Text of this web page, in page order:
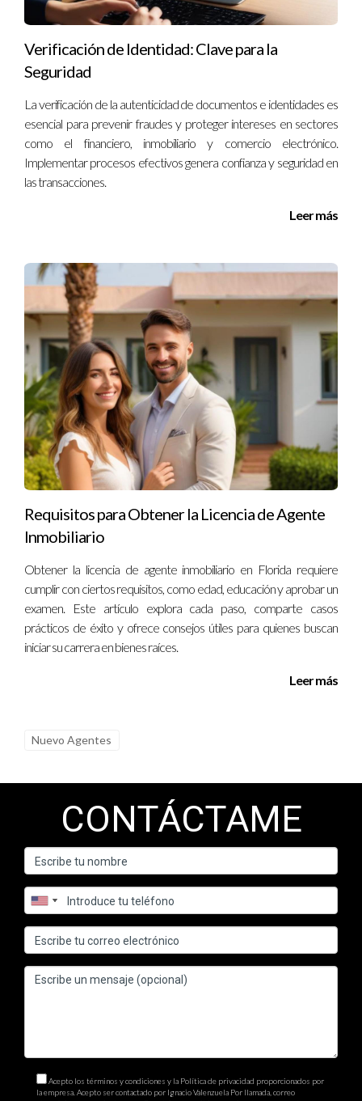
electrónicas hoy mismo para hacer tus
transacciones más ágiles!
¿Tienes dudas? Contáctame para recibir asesoría
personalizada sobre cómo implementar esta
tecnología en tu negocio.
¡Aprovecha las ventajas del mundo digital!
¿Es legal usar firmas electrónicas en contratos
inmobiliarios?
Sí, las firmas electrónicas son legales en muchos países y
tienen validez legal similar a las firmas manuscritas. Es
importante verificar las leyes locales.
¿Qué tipo de documentos se pueden firmar
electrónicamente?
Se pueden firmar prácticamente todos los documentos
relacionados con transacciones inmobiliarias, incluyendo
financieros.
¿Qué medidas de seguridad ofrecen las firmas
electrónicas?
Las plataformas de firma electrónica utilizan cifrado avanzado
y autenticación multifactor para garantizar la seguridad y
protección contra fraudes.
electrónica utilizado, es posible revocar una firma dentro de
¿Cómo puedo empezar a usar firmas
electrónicas?
Puedes comenzar registrándote en una plataforma confiable
de firmas electrónicas. Muchas ofrecen pruebas gratuitas
para que puedas familiarizarte con el proceso antes de
comprometerte. Recuerda siempre consultar con un experto
como Ignacio Valenzuela para obtener orientación específica
sobre tu situación particular.
Verificación de Identidad: Clave para la
Seguridad
La verificación de la autenticidad de documentos e identidades es
esencial para prevenir fraudes y proteger intereses en sectores
como el financiero, inmobiliario y comercio electrónico.
Implementar procesos efectivos genera confianza y seguridad en
las transacciones.
Leer más
Requisitos para Obtener la Licencia de Agente
Inmobiliario
Obtener la licencia de agente inmobiliario en Florida requiere
cumplir con ciertos requisitos, como edad, educación y aprobar un
examen. Este artículo explora cada paso, comparte casos
prácticos de éxito y ofrece consejos útiles para quienes buscan
iniciar su carrera en bienes raíces.
Leer más
Nuevo Agentes
CONTÁCTAME
Acepto los términos y condiciones y la Política de privacidad proporcionados por
la empresa. Acepto ser contactado por Ignacio Valenzuela Por llamada, correo